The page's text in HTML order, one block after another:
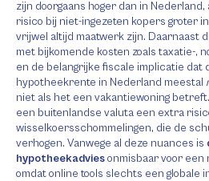
zijn doorgaans hoger dan in
risico bij niet-ingezeten kopers groter
vrijwel altijd maatwerk zijn. Daarnaast
met bijkomende kosten zoals taxatie-,
en de belangrijke fiscale implicatie dat
hypotheekrente in Nederland meestal
niet als het een vakantiewoning
een buitenlandse valuta een extra
wisselkoersschommelingen, die de
verhogen. Vanwege al deze nuances is
hypotheekadviesonmisbaar voor een
omdat online tools slechts een globale